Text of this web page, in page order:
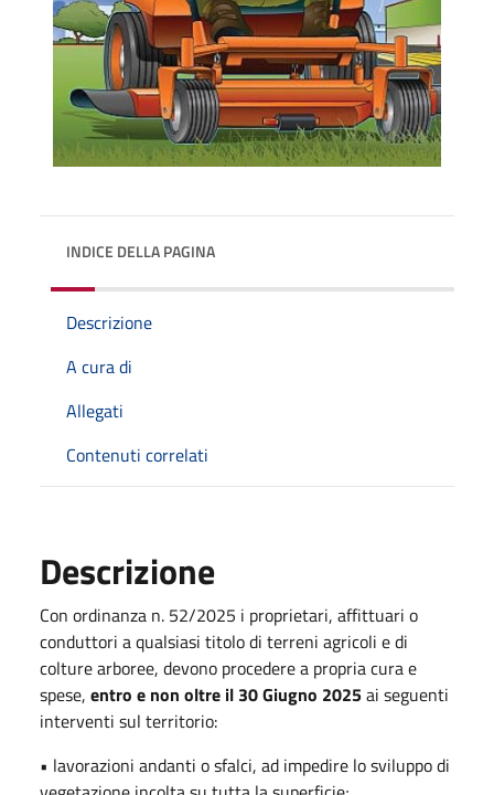
INDICE DELLA PAGINA
Descrizione
A cura di
Allegati
Contenuti correlati
Descrizione
Con ordinanza n. 52/2025 i proprietari, affittuari o
conduttori a qualsiasi titolo di terreni agricoli e di
colture arboree, devono procedere a propria cura e
spese, entro e non oltre il 30 Giugno 2025ai seguenti
interventi sul territorio:
• lavorazioni andanti o sfalci, ad impedire lo sviluppo di